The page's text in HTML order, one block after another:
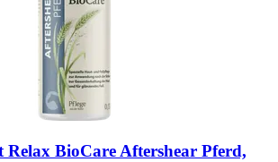
Relax BioCare Aftershear Pferd,